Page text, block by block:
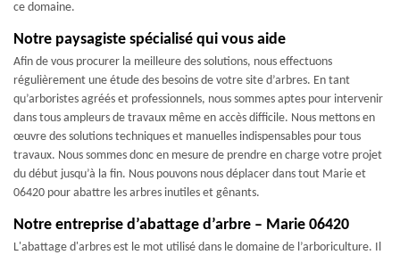
ce domaine.
Notre paysagiste spécialisé qui vous aide
Afin de vous procurer la meilleure des solutions, nous effectuons
régulièrement une étude des besoins de votre site d’arbres. En tant
qu’arboristes agréés et professionnels, nous sommes aptes pour intervenir
dans tous ampleurs de travaux même en accès difficile. Nous mettons en
œuvre des solutions techniques et manuelles indispensables pour tous
travaux. Nous sommes donc en mesure de prendre en charge votre projet
du début jusqu’à la fin. Nous pouvons nous déplacer dans tout Marie et
06420 pour abattre les arbres inutiles et gênants.
Notre entreprise d’abattage d’arbre – Marie 06420
L'abattage d'arbres est le mot utilisé dans le domaine de l’arboriculture. Il